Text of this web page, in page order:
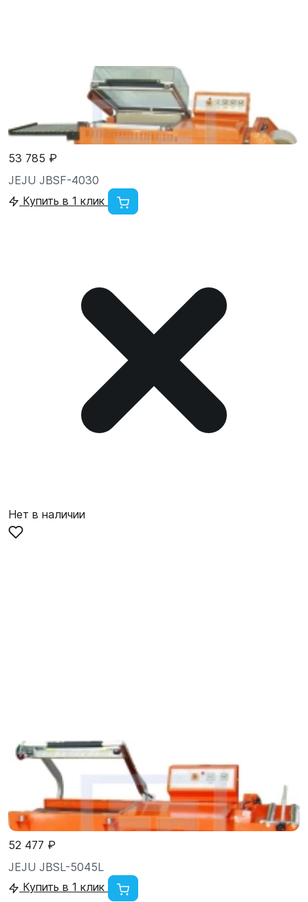
53 785 ₽
JEJU JBSF-4030
Купить в 1 клик
Нет в наличии
52 477 ₽
JEJU JBSL-5045L
Купить в 1 клик